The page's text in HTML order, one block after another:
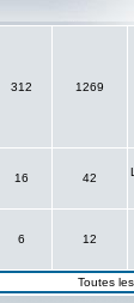
312 1269
16 42
6 12
Toutes